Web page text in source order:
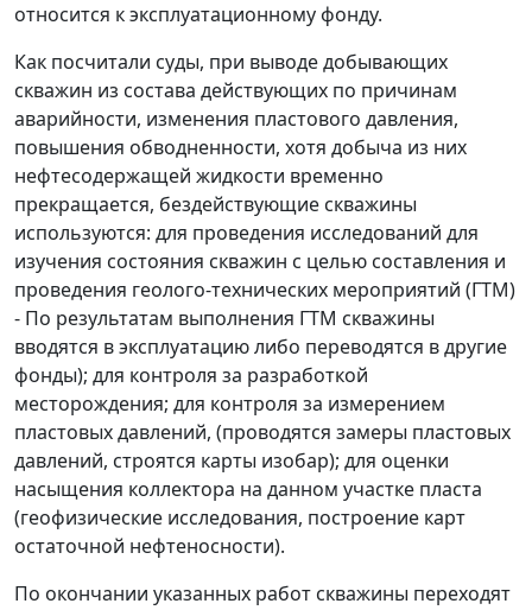
относится к эксплуатационному фонду.
Как посчитали суды, при выводе добывающих
скважин из состава действующих по причинам
аварийности, изменения пластового давления,
повышения обводненности, хотя добыча из них
нефтесодержащей жидкости временно
прекращается, бездействующие скважины
используются: для проведения исследований для
изучения состояния скважин с целью составления и
проведения геолого-технических мероприятий (ГТМ)
- По результатам выполнения ГТМ скважины
вводятся в эксплуатацию либо переводятся в другие
фонды); для контроля за разработкой
месторождения; для контроля за измерением
пластовых давлений, (проводятся замеры пластовых
давлений, строятся карты изобар); для оценки
насыщения коллектора на данном участке пласта
(геофизические исследования, построение карт
остаточной нефтеносности).
По окончании указанных работ скважины переходят